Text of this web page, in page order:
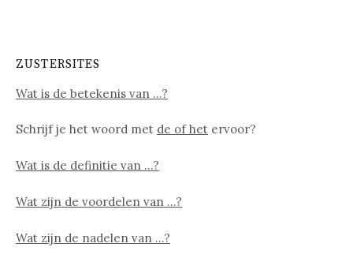
ZUSTERSITES
Wat is de betekenis van …?
Schrijf je het woord met de of het ervoor?
Wat is de definitie van …?
Wat zijn de voordelen van …?
Wat zijn de nadelen van …?